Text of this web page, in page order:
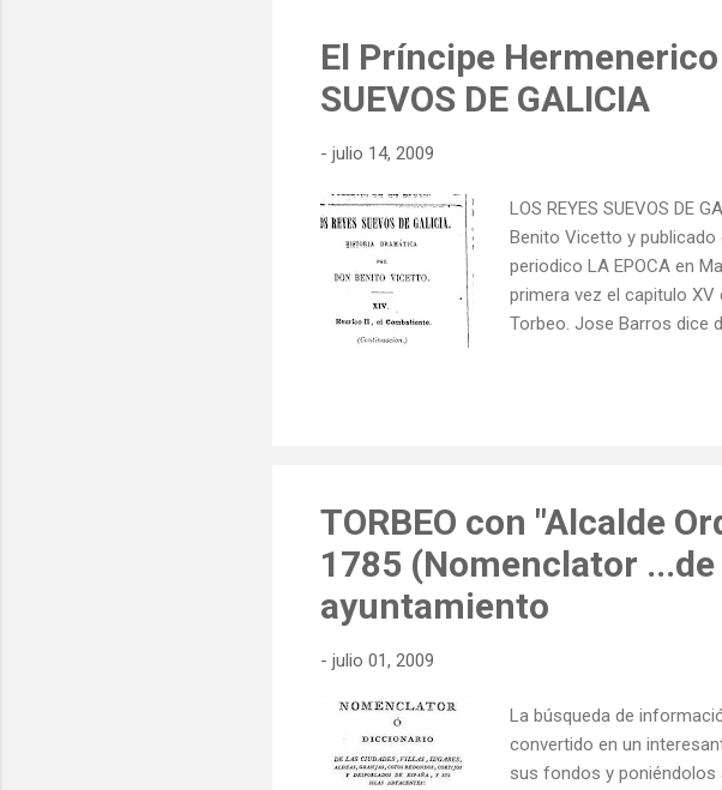
El Príncipe Hermenerico
SUEVOS DE GALICIA
- julio 14, 2009
LOS REYES SUEVOS DE
Benito Vicetto y publicado
periodico LA EPOCA en
primera vez el capitulo
Torbeo. Jose Barros dice
TORBEO con "Alcalde
1785 (Nomenclator
ayuntamiento
- julio 01, 2009
La búsqueda de
convertido en un
sus fondos y poniéndolos